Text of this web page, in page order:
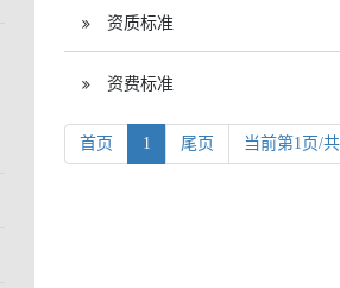
资质标准
资费标准
首页 1 尾页 当前第1页/